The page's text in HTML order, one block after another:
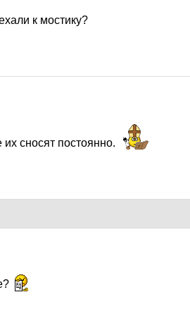
к мостику?
сносят постоянно.